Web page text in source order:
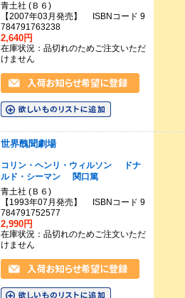
青土社 (Ｂ６)
【2007年03月発売】 ISBNコード 9
784791763238
2,640円
在庫状況：品切れのためご注文いただ
けません
世界醜聞劇場
コリン・ヘンリ・ウィルソン
ドナ
ルド・シーマン
関口篤
青土社 (Ｂ６)
【1993年07月発売】 ISBNコード 9
784791752577
2,990円
在庫状況：品切れのためご注文いただ
けません